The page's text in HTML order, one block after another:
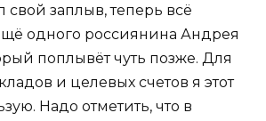
свой заплыв, теперь всё
одного россиянина Андрея
поплывёт чуть позже. Для
и целевых счетов я этот
Надо отметить, что в